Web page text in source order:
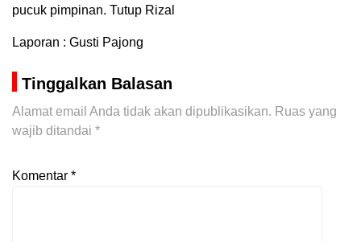
pucuk pimpinan. Tutup Rizal
Laporan : Gusti Pajong
Tinggalkan Balasan
Alamat email Anda tidak akan dipublikasikan. Ruas yang
wajib ditandai *
Komentar *